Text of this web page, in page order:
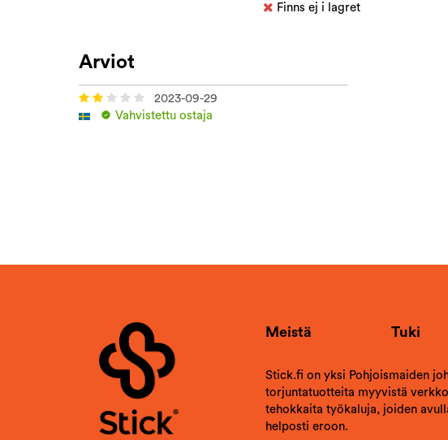
Finns ej i lagret
Arviot
2023-09-29
Vahvistettu ostaja
Meistä Tuki
Stick.fi on yksi Pohjoismaiden
torjuntatuotteita myyvistä
tehokkaita työkaluja, joiden
helposti eroon.